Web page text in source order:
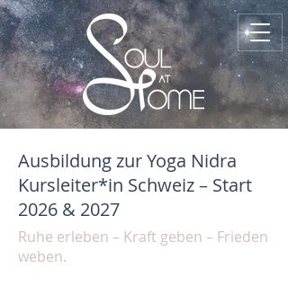
Ausbildung zur Yoga Nidra
Kursleiter*in Schweiz – Start
2026 & 2027
Ruhe erleben – Kraft geben – Frieden
weben.